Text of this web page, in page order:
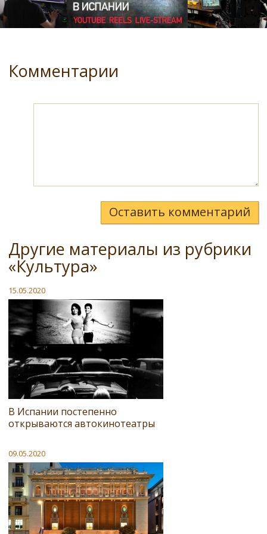
Комментарии
Оставить комментарий
Другие материалы из рубрики
«Культура»
15.05.2020
В Испании постепенно
открываются автокинотеатры
09.05.2020